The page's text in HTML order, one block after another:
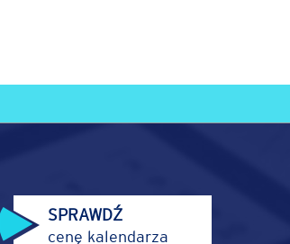
SPRAWDŹ
cenę kalendarza